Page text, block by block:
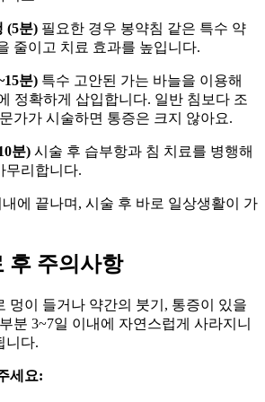
(5분) 필요한 경우 봉약침 같은 특수 약
줄이고 치료 효과를 높입니다.
분) 특수 고안된 가는 바늘을 이용해
정확하게 삽입합니다. 일반 침보다 조
가가 시술하면 통증은 크지 않아요.
분) 시술 후 습부항과 침 치료를 병행해
무리합니다.
에 끝나며, 시술 후 바로 일상생활이 가
후 주의사항
멍이 들거나 약간의 붓기, 통증이 있을
분 3~7일 이내에 자연스럽게 사라지니
니다.
세요: